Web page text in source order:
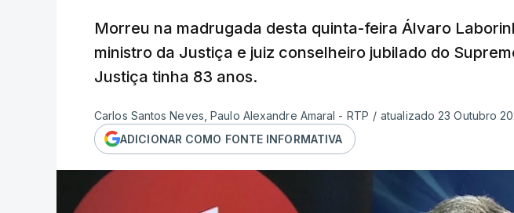
Morreu na madrugada desta quinta-feira Álvaro
ministro da Justiça e juiz conselheiro jubilado do
Justiça tinha 83 anos.
Carlos Santos Neves, Paulo Alexandre Amaral - RTP / atualizado 23 Outubro
ADICIONAR COMO FONTE INFORMATIVA